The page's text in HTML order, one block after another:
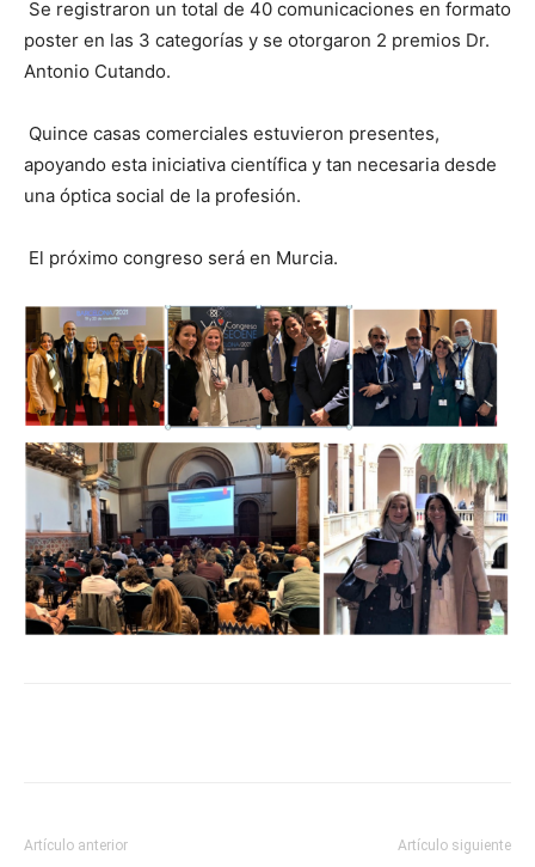
Se registraron un total de 40 comunicaciones en formato
poster en las 3 categorías y se otorgaron 2 premios Dr.
Antonio Cutando.
Quince casas comerciales estuvieron presentes,
apoyando esta iniciativa científica y tan necesaria desde
una óptica social de la profesión.
El próximo congreso será en Murcia.
Artículo anterior Artículo siguiente